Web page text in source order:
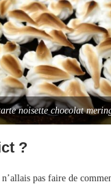
noisette chocolat
?
pas faire de